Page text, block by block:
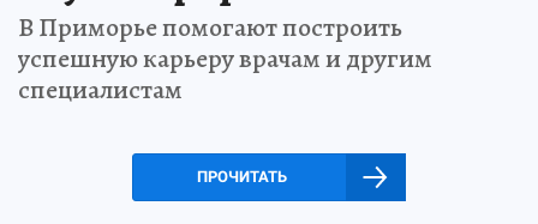
В Приморье помогают построить
успешную карьеру врачам и другим
специалистам
ПРОЧИТАТЬ